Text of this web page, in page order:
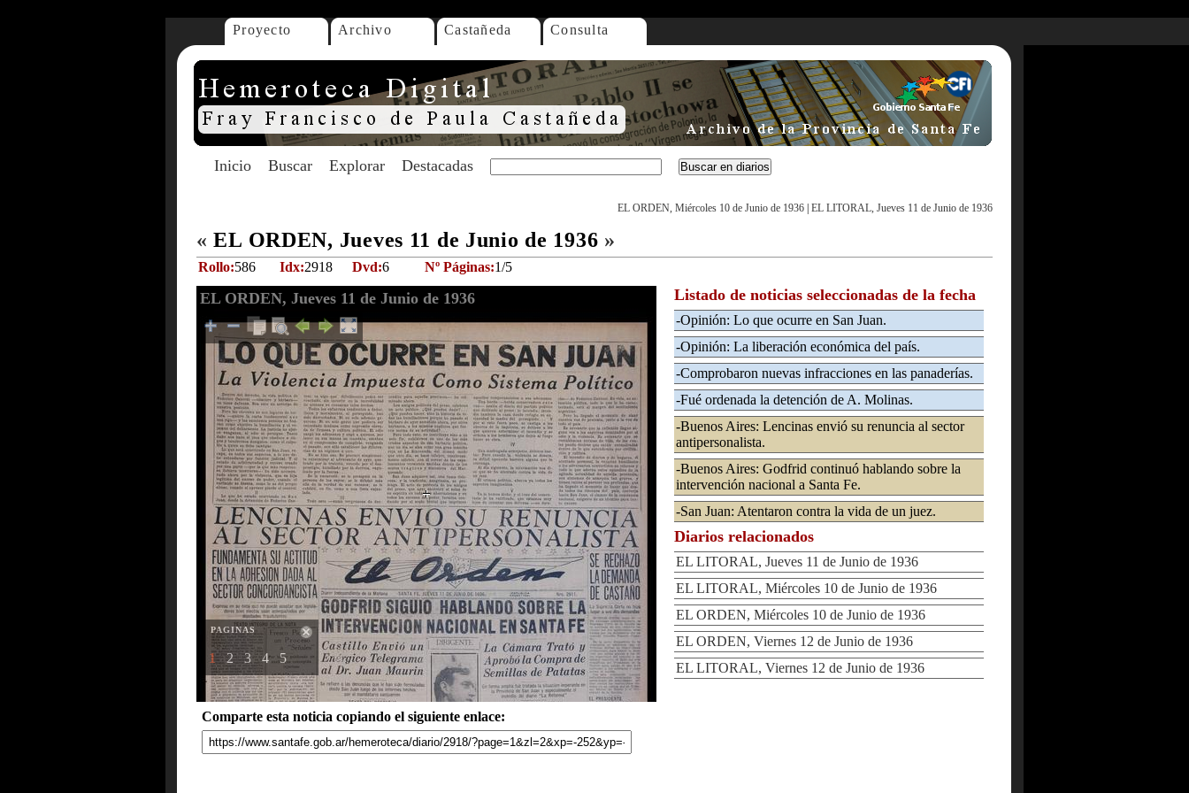
Proyecto Archivo Castañeda Consulta
Inicio Buscar Explorar Destacadas
EL ORDEN, Miércoles 10 de Junio de 1936 EL LITORAL, Jueves 11 de Junio de 1936
« EL ORDEN, Jueves 11 de Junio de 1936 »
Rollo:586 Idx:2918 Dvd:6 Nº Páginas:1/5
EL ORDEN, Jueves 11 de Junio de 1936
PAGINAS
1 2 3 4 5
Comparte esta noticia copiando el siguiente enlace:
Listado de noticias seleccionadas de la fecha
-Opinión: Lo que ocurre en San Juan.
-Opinión: La liberación económica del país.
-Comprobaron nuevas infracciones en las panaderías.
-Fué ordenada la detención de A. Molinas.
-Buenos Aires: Lencinas envió su renuncia al sector
antipersonalista.
-Buenos Aires: Godfrid continuó hablando sobre la
intervención nacional a Santa Fe.
-San Juan: Atentaron contra la vida de un juez.
Diarios relacionados
EL LITORAL, Jueves 11 de Junio de 1936
EL LITORAL, Miércoles 10 de Junio de 1936
EL ORDEN, Miércoles 10 de Junio de 1936
EL ORDEN, Viernes 12 de Junio de 1936
EL LITORAL, Viernes 12 de Junio de 1936